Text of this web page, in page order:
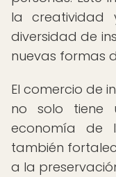
la creatividad
diversidad de
nuevas formas
El comercio de
no solo tiene
economía de
también
a la